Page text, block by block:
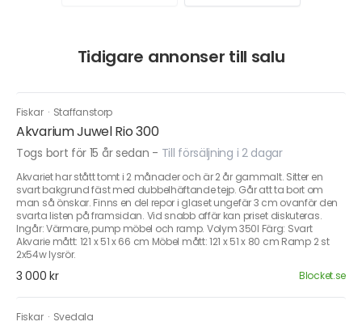
Tidigare annonser till salu
Fiskar · Staffanstorp
Akvarium Juwel Rio 300
Togs bort för 15 år sedan - Till försäljning i 2 dagar
Akvariet har stått tomt i 2 månader och är 2 år gammalt. Sitter en
svart bakgrund fäst med dubbelhäftande tejp. Går att ta bort om
man så önskar. Finns en del repor i glaset ungefär 3 cm ovanför den
svarta listen på framsidan. Vid snabb affär kan priset diskuteras.
Ingår: Värmare, pump möbel och ramp. Volym 350l Färg: Svart
Akvarie mått: 121 x 51 x 66 cm Möbel mått: 121 x 51 x 80 cm Ramp 2 st
2x54w lysrör.
3 000 kr Blocket.se
Fiskar · Svedala